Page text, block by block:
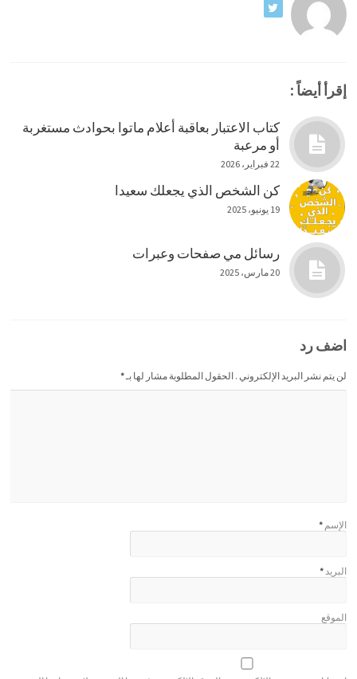
إقرأ أيضاً :
كتاب الاعتبار بعاقبة أعلام ماتوا بحوادث مستغربة
أو مرعبة
22 فبراير، 2026
كن الشخص الذي يجعلك سعيدا
19 يونيو، 2025
رسائل مي صفحات وعبرات
20 مارس، 2025
اضف رد
لن يتم نشر البريد الإلكتروني . الحقول المطلوبة مشار لها بـ*
الإسم *
البريد *
الموقع